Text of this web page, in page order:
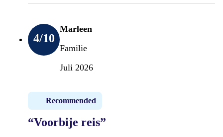
4/10
Marleen
Familie
Juli 2026
Recommended
“Voorbije reis”